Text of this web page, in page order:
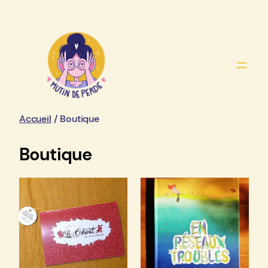
Accueil / Boutique
Boutique